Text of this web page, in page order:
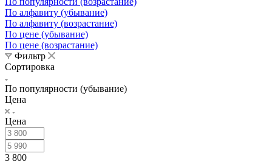
По алфавиту (убывание)
По алфавиту (возрастание)
По цене (убывание)
По цене (возрастание)
Фильтр
Сортировка
По популярности (убывание)
Цена
Цена
3 800